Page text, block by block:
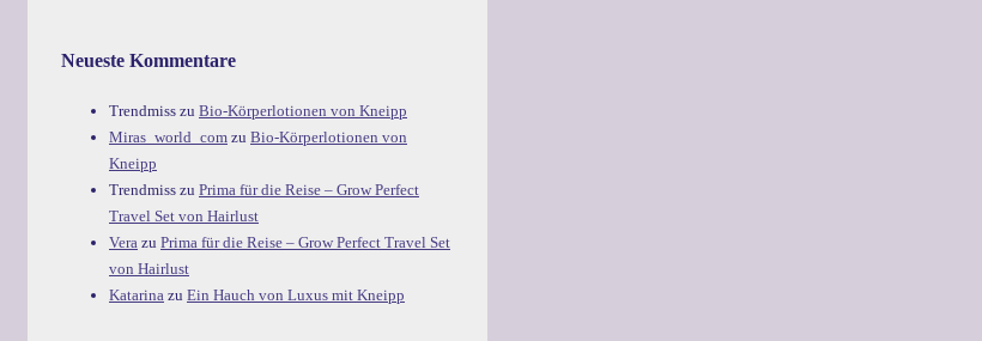
Neueste Kommentare
Trendmiss zu Bio-Körperlotionen von Kneipp
Miras_world_com zu Bio-Körperlotionen von
Kneipp
Trendmiss zu Prima für die Reise – Grow Perfect
Travel Set von Hairlust
Vera zu Prima für die Reise – Grow Perfect Travel Set
von Hairlust
Katarina zu Ein Hauch von Luxus mit Kneipp